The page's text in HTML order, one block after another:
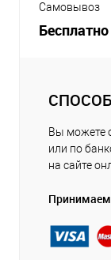
Самовывоз
Бесплатно
Вы можете
или по
на сайте
Принимаем